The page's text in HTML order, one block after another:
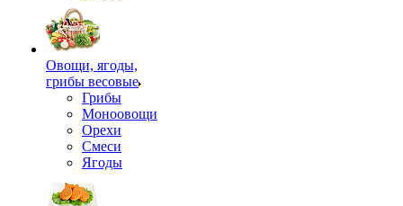
Овощи, ягоды,
грибы весовые
Грибы
Моноовощи
Орехи
Смеси
Ягоды